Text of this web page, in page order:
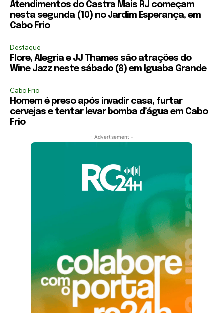
Atendimentos do Castra Mais RJ começam
nesta segunda (10) no Jardim Esperança, em
Cabo Frio
Destaque
Flore, Alegria e JJ Thames são atrações do
Wine Jazz neste sábado (8) em Iguaba Grande
Cabo Frio
Homem é preso após invadir casa, furtar
cervejas e tentar levar bomba d’água em Cabo
Frio
- Advertisement -